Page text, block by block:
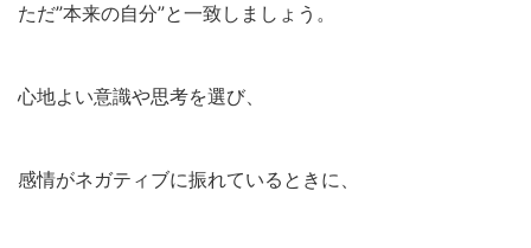
ただ”本来の自分”と一致しましょう。
心地よい意識や思考を選び、
感情がネガティブに振れているときに、